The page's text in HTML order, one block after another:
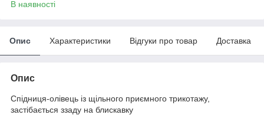
В наявності
Опис Характеристики Відгуки про товар Доставка
Опис
Спідниця-олівець із щільного приємного трикотажу,
застібається ззаду на блискавку